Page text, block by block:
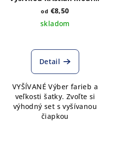
výber farieb a veľkosti
od €8,50
skladom
Detail
VYŠÍVANÉ Výber farieb a
veľkosti šatky. Zvoľte si
výhodný set s vyšívanou
čiapkou